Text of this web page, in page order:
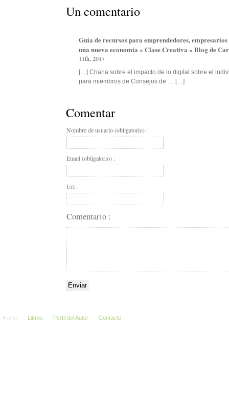
Un comentario
Guía de recursos para emprendedores, empresarios
una nueva economía « Clase Creativa « Blog de
11th, 2017
[…] Charla sobre el impacto de lo digital sobre el
para miembros de Consejos de … […]
Comentar
Nombre de usuario (obligatorio) :
Email (obligatorio) :
Url :
Comentario :
Home Libros Perfil del Autor Contacto